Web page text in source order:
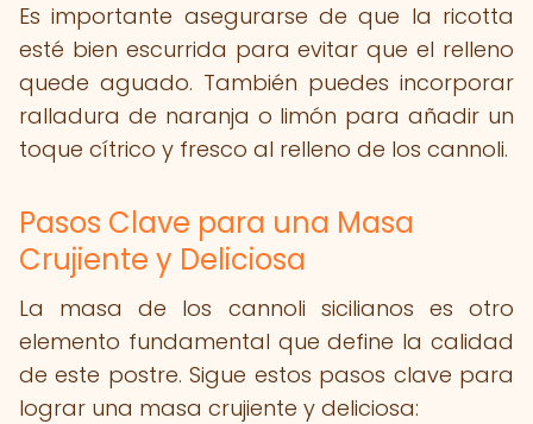
Es importante asegurarse de que la ricotta
esté bien escurrida para evitar que el relleno
quede aguado. También puedes incorporar
ralladura de naranja o limón para añadir un
toque cítrico y fresco al relleno de los cannoli.
Pasos Clave para una Masa
Crujiente y Deliciosa
La masa de los cannoli sicilianos es otro
elemento fundamental que define la calidad
de este postre. Sigue estos pasos clave para
lograr una masa crujiente y deliciosa: